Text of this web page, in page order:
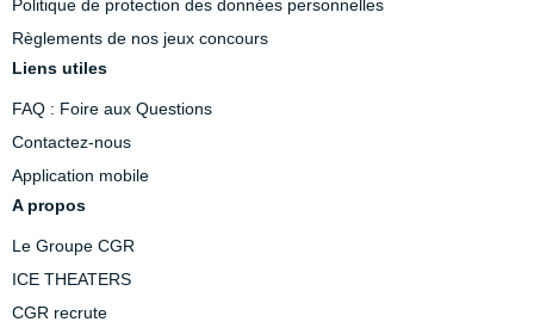
Politique de protection des données personnelles
Règlements de nos jeux concours
Liens utiles
FAQ : Foire aux Questions
Contactez-nous
Application mobile
A propos
Le Groupe CGR
ICE THEATERS
CGR recrute